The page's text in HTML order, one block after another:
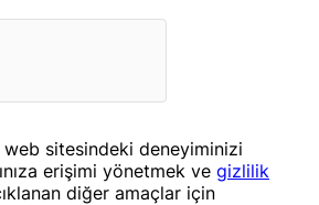
sitesindeki deneyiminizi
erişimi yönetmek ve gizlilik
diğer amaçlar için